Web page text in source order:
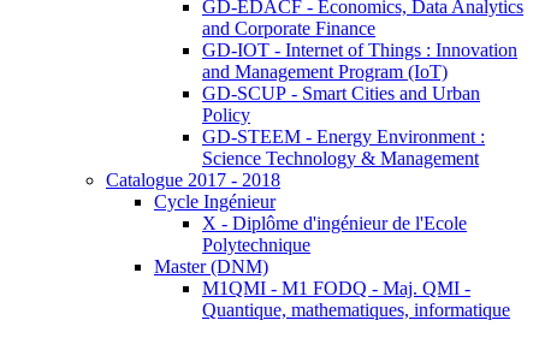
GD-EDACF - Economics, Data Analytics
and Corporate Finance
GD-IOT - Internet of Things : Innovation
and Management Program (IoT)
GD-SCUP - Smart Cities and Urban
Policy
GD-STEEM - Energy Environment :
Science Technology & Management
Catalogue 2017 - 2018
Cycle Ingénieur
X - Diplôme d'ingénieur de l'Ecole
Polytechnique
Master (DNM)
M1QMI - M1 FODQ - Maj. QMI -
Quantique, mathematiques, informatique